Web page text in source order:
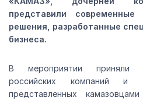
представили
решения, разработанные
бизнеса.
В мероприятии приняли
российских компаний и
представленных